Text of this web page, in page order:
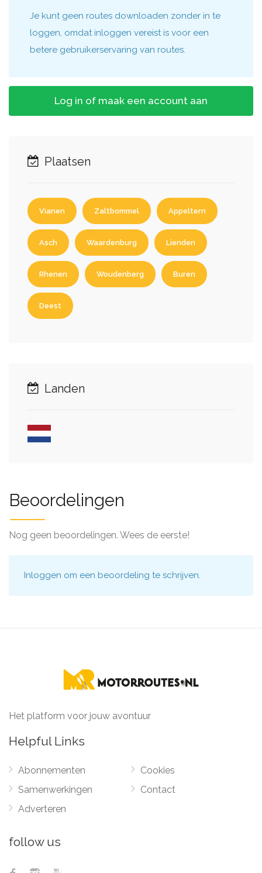
Je kunt geen routes downloaden zonder in te
loggen, omdat inloggen vereist is voor een
betere gebruikerservaring van routes.
Log in of maak een account aan
Plaatsen
Vianen Zaltbommel Appeltern
Asch Waardenburg Lienden
Rhenen Woudenberg Buren
Deest
Landen
Beoordelingen
Nog geen beoordelingen. Wees de eerste!
Inloggen om een beoordeling te schrijven.
Het platform voor jouw avontuur
Helpful Links
Abonnementen
Samenwerkingen
Adverteren
Cookies
Contact
follow us